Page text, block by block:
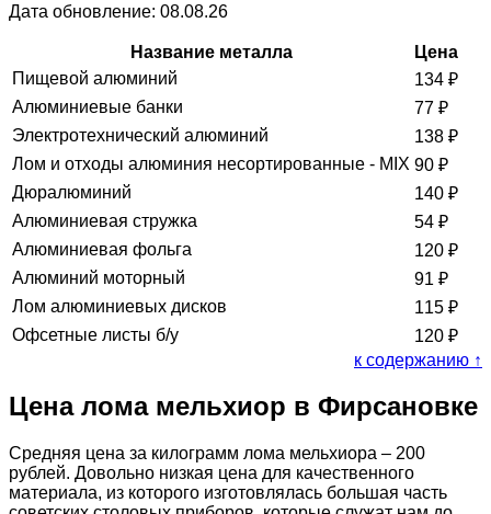
Дата обновление: 08.08.26
Название металла
Цена
Пищевой алюминий
134 ₽
Алюминиевые банки
77 ₽
Электротехнический алюминий
138 ₽
Лом и отходы алюминия несортированные - MIX 90 ₽
Дюралюминий
140 ₽
Алюминиевая стружка
54 ₽
Алюминиевая фольга
120 ₽
Алюминий моторный
91 ₽
Лом алюминиевых дисков
115 ₽
Офсетные листы б/у
120 ₽
к содержанию ↑
Цена лома мельхиор в Фирсановке
Средняя цена за килограмм лома мельхиора – 200
рублей. Довольно низкая цена для качественного
материала, из которого изготовлялась большая часть